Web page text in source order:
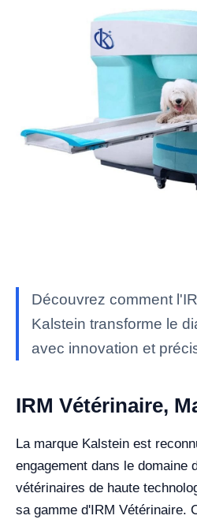
Découvrez comment
Kalstein transforme le
avec innovation et
IRM Vétérinaire,
La marque Kalstein est
engagement dans le domaine
vétérinaires de haute
sa gamme d'IRM Vétérinaire.